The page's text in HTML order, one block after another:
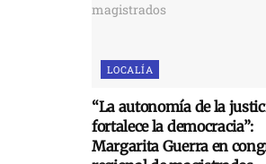
LOCALÍA
“La autonomía de la
fortalece la democracia”:
Margarita Guerra en